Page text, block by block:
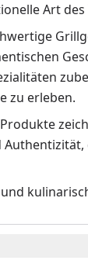
Art
zu erleben.